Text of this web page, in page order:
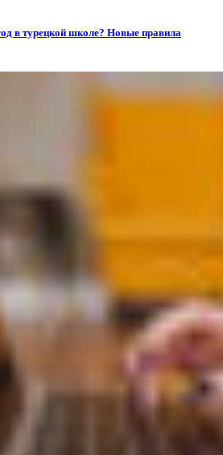
в турецкой школе? Новые правила